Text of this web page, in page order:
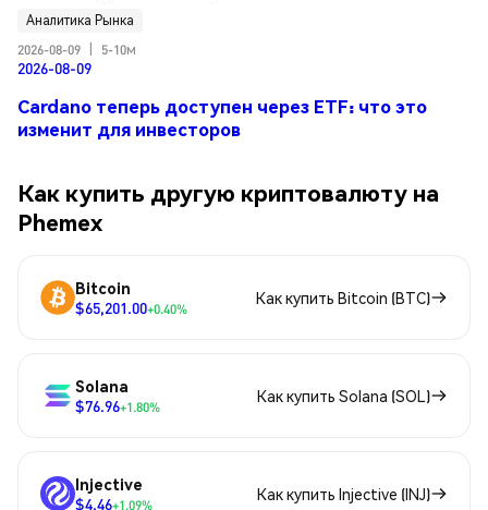
Аналитика Рынка
2026-08-09
5-10м
2026-08-09
Cardano теперь доступен через ETF: что это
изменит для инвесторов
Как купить другую криптовалюту на
Phemex
Bitcoin
$65,201.00+0.40%
Как купить Bitcoin (BTC)
Solana
$76.96+1.80%
Как купить Solana (SOL)
Injective
$4.46+1.09%
Как купить Injective (INJ)